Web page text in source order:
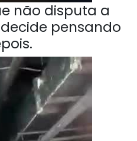
não disputa a
pensando